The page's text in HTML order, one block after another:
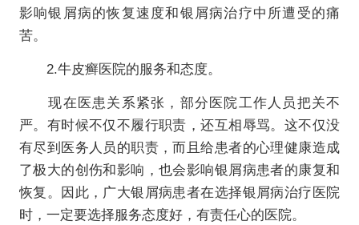
影响银屑病的恢复速度和银屑病治疗中所遭受的痛
苦。
2.牛皮癣医院的服务和态度。
现在医患关系紧张，部分医院工作人员把关不
严。有时候不仅不履行职责，还互相辱骂。这不仅没
有尽到医务人员的职责，而且给患者的心理健康造成
了极大的创伤和影响，也会影响银屑病患者的康复和
恢复。因此，广大银屑病患者在选择银屑病治疗医院
时，一定要选择服务态度好，有责任心的医院。